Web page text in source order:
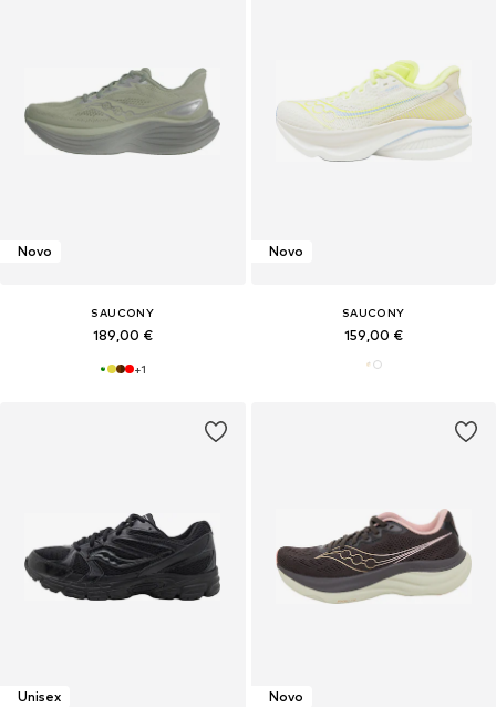
Novo
SAUCONY
189,00 €
+1
Novo
SAUCONY
159,00 €
Unisex Novo